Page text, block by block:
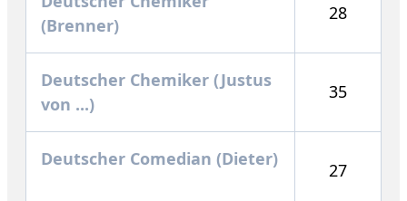
(Brenner)
28
Deutscher Chemiker (Justus
von ...)
35
Deutscher Comedian (Dieter)
27